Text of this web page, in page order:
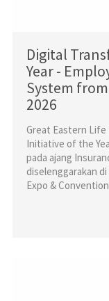
Digital
Year -
System
2026
Great Eastern
Initiative of the
pada ajang
diselenggarakan
Expo &